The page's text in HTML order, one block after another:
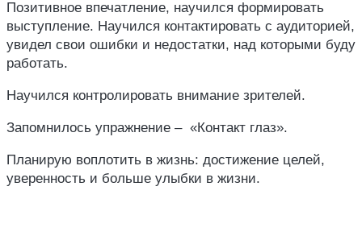
Позитивное впечатление, научился формировать
выступление. Научился контактировать с аудиторией,
увидел свои ошибки и недостатки, над которыми буду
работать.
Научился контролировать внимание зрителей.
Запомнилось упражнение – «Контакт глаз».
Планирую воплотить в жизнь: достижение целей,
уверенность и больше улыбки в жизни.